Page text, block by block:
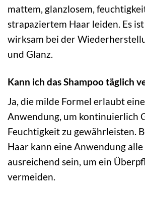
mattem, glanzlosem,
strapaziertem Haar leiden. Es
wirksam bei der
und Glanz.
Kann ich das Shampoo täglich
Ja, die milde Formel erlaubt
Anwendung, um kontinuierlich
Feuchtigkeit zu gewährleisten.
Haar kann eine Anwendung alle
ausreichend sein, um ein
vermeiden.